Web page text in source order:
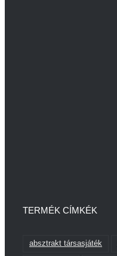
TERMÉK CÍMKÉK
absztrakt társasjáték